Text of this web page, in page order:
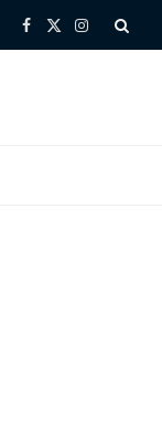
Facebook
X
Instagram